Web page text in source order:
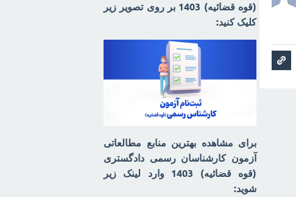
(قوه قضائیه) 1403 بر روی تصویر زیر
کلیک کنید:
برای مشاهده بهترین منابع مطالعاتی
آزمون کارشناسان رسمی دادگستری
(قوه قضائیه) 1403 وارد لینک زیر
شوید: